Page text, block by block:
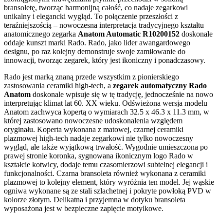
bransoletę, tworząc harmonijną całość, co nadaje zegarkowi
unikalny i elegancki wygląd. To połączenie przeszłości z
teraźniejszością – nowoczesna interpretacja tradycyjnego kształtu
anatomicznego zegarka Anatom Automatic R10200152 doskonale
oddaje kunszt marki Rado. Rado, jako lider awangardowego
designu, po raz kolejny demonstruje swoje zamiłowanie do
innowacji, tworząc zegarek, który jest ikoniczny i ponadczasowy.
Rado jest marką znaną przede wszystkim z pionierskiego
zastosowania ceramiki high-tech, a zegarek automatyczny Rado
Anatom doskonale wpisuje się w tę tradycję, jednocześnie na nowo
interpretując klimat lat 60. XX wieku. Odświeżona wersja modelu
Anatom zachwyca kopertą o wymiarach 32.5 x 46.3 x 11.3 mm, w
której zastosowano nowoczesne udoskonalenia względem
oryginału. Koperta wykonana z matowej, czarnej ceramiki
plazmowej high-tech nadaje zegarkowi nie tylko nowoczesny
wygląd, ale także wyjątkową trwałość. Wygodnie umieszczona po
prawej stronie koronka, sygnowana ikonicznym logo Rado w
kształcie kotwicy, dodaje temu czasomierzowi subtelnej elegancji i
funkcjonalności. Czarna bransoleta również wykonana z ceramiki
plazmowej to kolejny element, który wyróżnia ten model. Jej wąskie
ogniwa wykonane są ze stali szlachetnej i pokryte powłoką PVD w
kolorze złotym. Delikatna i przyjemna w dotyku bransoleta
wyposażona jest w bezpieczne zapięcie motylkowe.